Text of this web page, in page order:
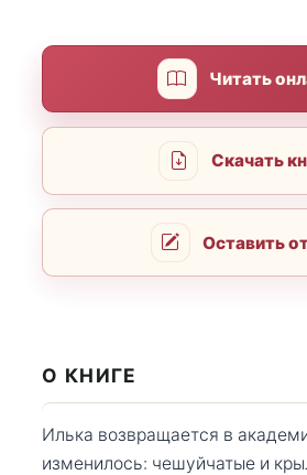
Читать
Скачать
Оставить
О КНИГЕ
Илька возвращается в
изменилось: чешуйчатые и